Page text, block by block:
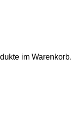
im Warenkorb.